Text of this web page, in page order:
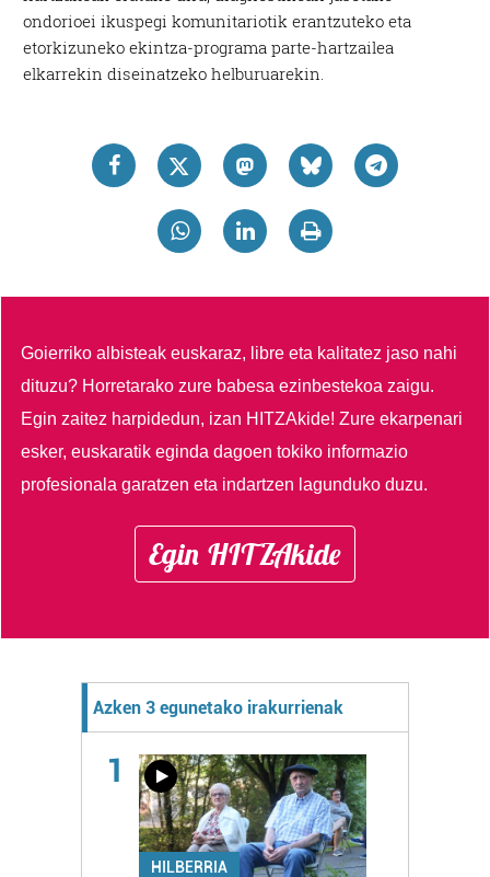
ondorioei ikuspegi komunitariotik erantzuteko eta
etorkizuneko ekintza-programa parte-hartzailea
elkarrekin diseinatzeko helburuarekin.
Goierriko albisteak euskaraz, libre eta kalitatez jaso nahi
dituzu? Horretarako zure babesa ezinbestekoa zaigu.
Egin zaitez harpidedun, izan HITZAkide!Zure ekarpenari
esker, euskaratik eginda dagoen tokiko informazio
profesionala garatzen eta indartzen lagunduko duzu.
Egin HITZAkide
Azken 3 egunetako irakurrienak
1
HILBERRIA